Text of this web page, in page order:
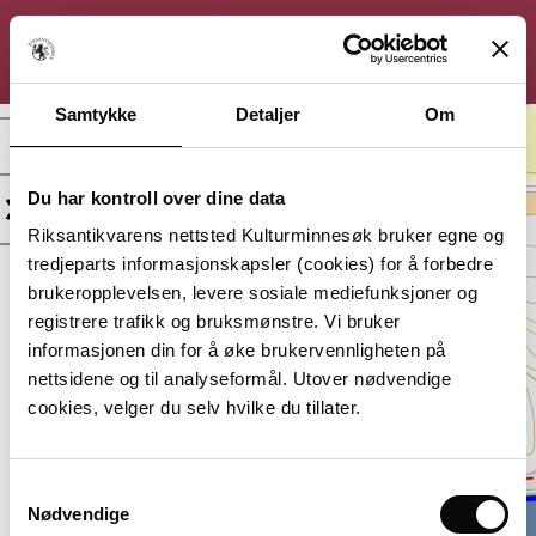
Samtykke Detaljer Om
Du har kontroll over dine data
Riksantikvarens nettsted Kulturminnesøk bruker egne og
tredjeparts informasjonskapsler (cookies) for å forbedre
brukeropplevelsen, levere sosiale mediefunksjoner og
registrere trafikk og bruksmønstre. Vi bruker
informasjonen din for å øke brukervennligheten på
nettsidene og til analyseformål. Utover nødvendige
cookies, velger du selv hvilke du tillater.
Nødvendige
Kirkested
Vestfold,
Holmestrand
Vernestatus:
Automatisk
fredet
Datering:
Middelalder
Lagt inn av:
KULTURMINNESØK